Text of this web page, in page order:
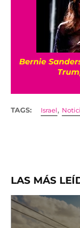
Bernie
TAGS: Israel ,
LAS MÁS